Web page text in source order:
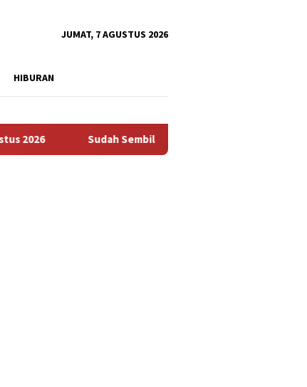
JUMAT, 7 AGUSTUS 2026
HIBURAN
Sudah Sembilan Hari Harga Beras Gorontalo Termahal